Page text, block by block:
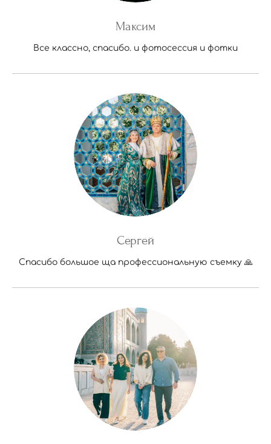
Максим
Все классно, спасибо. и фотосессия и фотки
Сергей
Спасибо большое ща профессиональную съемку 🙏